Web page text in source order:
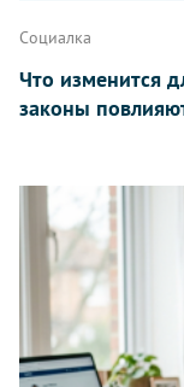
Социалка
Что изменится
законы